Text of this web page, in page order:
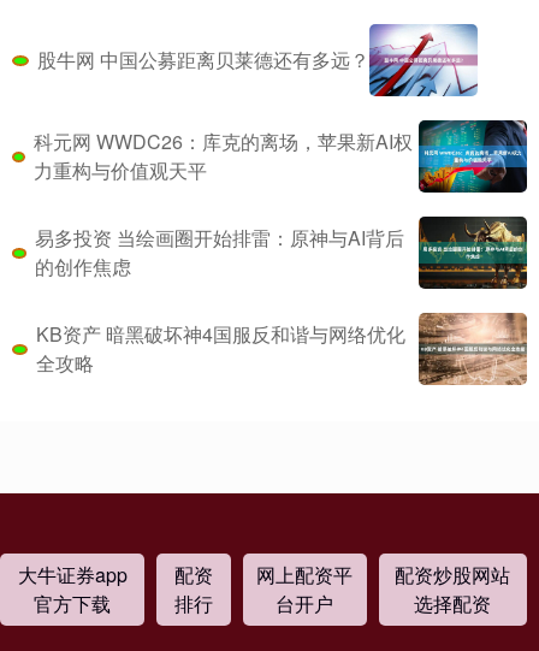
股牛网 中国公募距离贝莱德还有多远？
科元网 WWDC26：库克的离场，苹果新AI权
力重构与价值观天平
易多投资 当绘画圈开始排雷：原神与AI背后
的创作焦虑
KB资产 暗黑破坏神4国服反和谐与网络优化
全攻略
大牛证券app
官方下载
配资
排行
网上配资平
台开户
配资炒股网站
选择配资